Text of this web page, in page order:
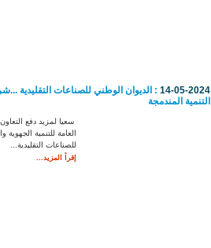
14-05-2024 : الديوان الوطني للصناعات التقليدية
التنمية المندمجة
سعيا لمزيد دفع
العامة للتنمية الجهوية
للصناعات التقليدية...
إقرأ المزيد...